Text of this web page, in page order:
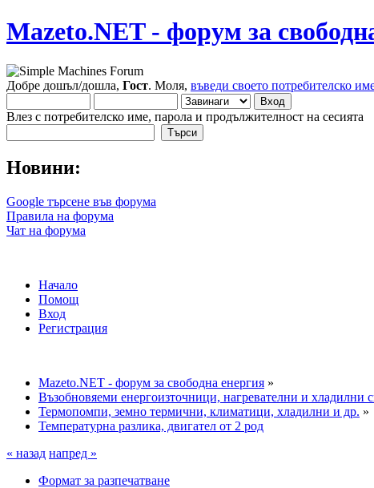
Mazeto.NET - форум за
Добре дошъл/дошла, Гост. Моля, въведи своето потребителско
Влез с потребителско име, парола и продължителност на сесията
Новини:
Google търсене във форума
Правила на форума
Чат на форума
Начало
Помощ
Вход
Регистрация
Mazeto.NET - форум за свободна енергия »
Възобновяеми енергоизточници, нагревателни и хладилни
Термопомпи, земно термични, климатици, хладилни и др. »
Температурна разлика, двигател от 2 род
« назад напред »
Формат за разпечатване